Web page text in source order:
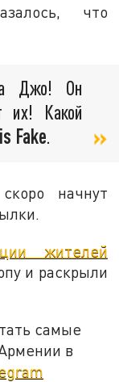
что
Джо! Он
их! Какой
Fake.
начнут
жителей
и раскрыли
самые
в